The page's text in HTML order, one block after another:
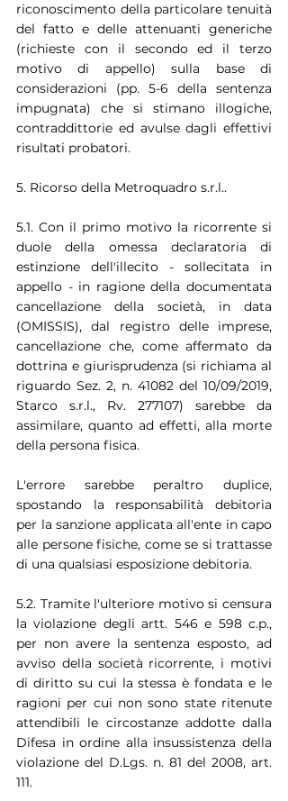
riconoscimento della particolare tenuità
del fatto e delle attenuanti generiche
(richieste con il secondo ed il terzo
motivo di appello) sulla base di
considerazioni (pp. 5-6 della sentenza
impugnata) che si stimano illogiche,
contraddittorie ed avulse dagli effettivi
risultati probatori.
5. Ricorso della Metroquadro s.r.l..
5.1. Con il primo motivo la ricorrente si
duole della omessa declaratoria di
estinzione dell'illecito - sollecitata in
appello - in ragione della documentata
cancellazione della società, in data
(OMISSIS), dal registro delle imprese,
cancellazione che, come affermato da
dottrina e giurisprudenza (si richiama al
riguardo Sez. 2, n. 41082 del 10/09/2019,
Starco s.r.l., Rv. 277107) sarebbe da
assimilare, quanto ad effetti, alla morte
della persona fisica.
L'errore sarebbe peraltro duplice,
spostando la responsabilità debitoria
per la sanzione applicata all'ente in capo
alle persone fisiche, come se si trattasse
di una qualsiasi esposizione debitoria.
5.2. Tramite l'ulteriore motivo si censura
la violazione degli artt. 546 e 598 c.p.,
per non avere la sentenza esposto, ad
avviso della società ricorrente, i motivi
di diritto su cui la stessa è fondata e le
ragioni per cui non sono state ritenute
attendibili le circostanze addotte dalla
Difesa in ordine alla insussistenza della
violazione del D.Lgs. n. 81 del 2008, art.
111.